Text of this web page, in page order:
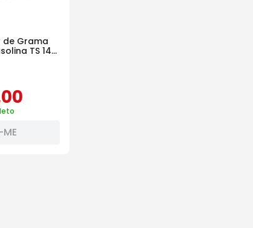
Grama
TS 142
00